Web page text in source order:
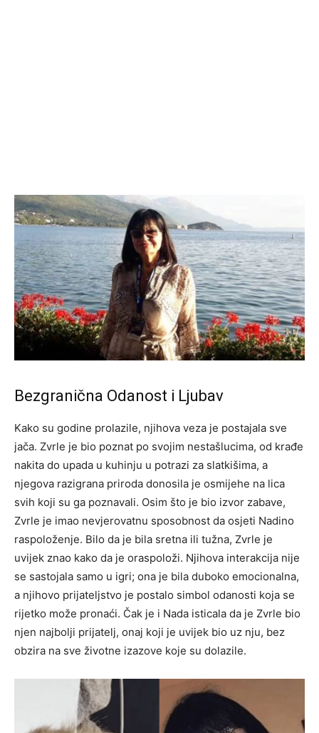
Bezgranična Odanost i Ljubav
Kako su godine prolazile, njihova veza je postajala sve
jača. Zvrle je bio poznat po svojim nestašlucima, od krađe
nakita do upada u kuhinju u potrazi za slatkišima, a
njegova razigrana priroda donosila je osmijehe na lica
svih koji su ga poznavali. Osim što je bio izvor zabave,
Zvrle je imao nevjerovatnu sposobnost da osjeti Nadino
raspoloženje. Bilo da je bila sretna ili tužna, Zvrle je
uvijek znao kako da je oraspoloži. Njihova interakcija nije
se sastojala samo u igri; ona je bila duboko emocionalna,
a njihovo prijateljstvo je postalo simbol odanosti koja se
rijetko može pronaći. Čak je i Nada isticala da je Zvrle bio
njen najbolji prijatelj, onaj koji je uvijek bio uz nju, bez
obzira na sve životne izazove koje su dolazile.